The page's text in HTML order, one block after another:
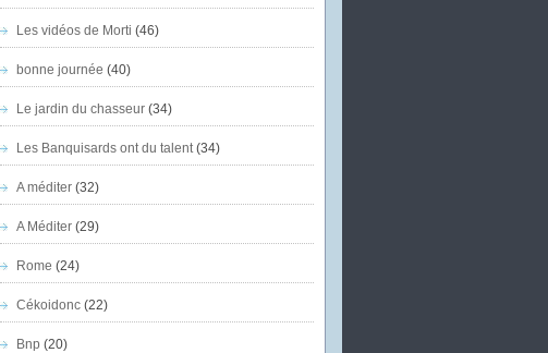
Les vidéos de Morti (46)
bonne journée (40)
Le jardin du chasseur(34)
Les Banquisards ont du talent(34)
A méditer(32)
A Méditer(29)
Rome (24)
Cékoidonc(22)
Bnp (20)